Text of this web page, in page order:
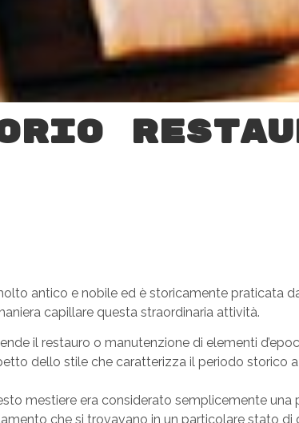
antico e nobile ed è storicamente praticata
capillare questa straordinaria attività.
il restauro o manutenzione di elementi
dello stile che caratterizza il periodo storico
mestiere era considerato semplicemente una
che si trovavano in un particolare stato